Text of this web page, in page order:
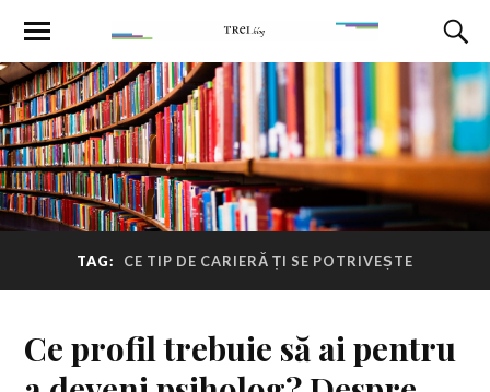
TAG: CE TIP DE CARIERĂ ȚI SE POTRIVEȘTE
Ce profil trebuie să ai pentru